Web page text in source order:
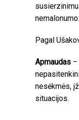
nemalonumo.
Pagal
Apmaudas –
nesėkmės,
situacijos.